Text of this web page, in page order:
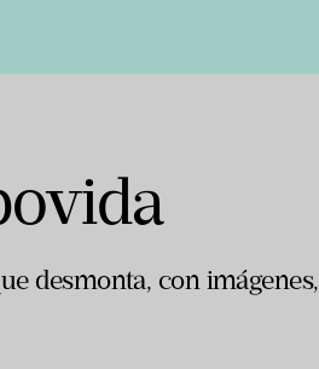
desmonta, con imágenes,